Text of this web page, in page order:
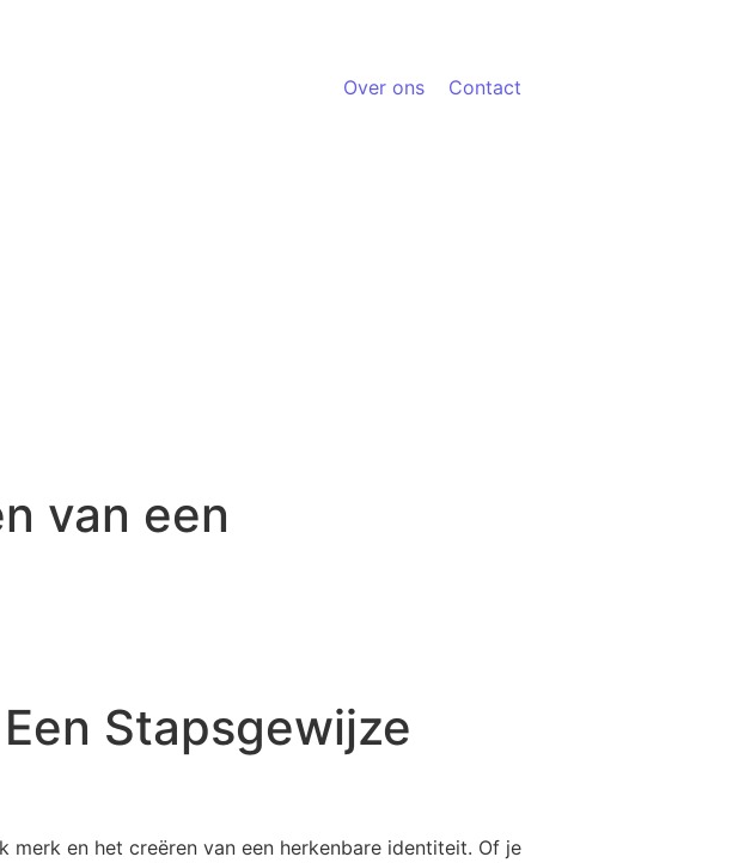
Over ons Contact
van een
Stapsgewijze
en het creëren van een herkenbare identiteit. Of je